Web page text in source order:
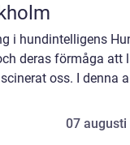
i hundintelligens
deras förmåga att
oss. I denna
07 augusti